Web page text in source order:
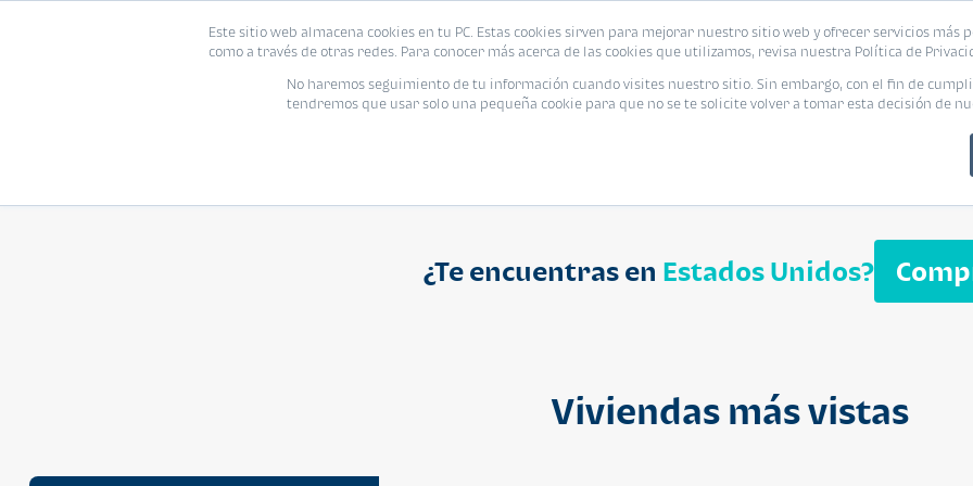
Este sitio web almacena cookies en tu PC. Estas cookies sirven para mejorar nuestro sitio web y ofrecer servicios más
como a través de otras redes. Para conocer más acerca de las cookies que utilizamos, revisa nuestra Política de
No haremos seguimiento de tu información cuando visites nuestro sitio. Sin embargo, con el fin de
tendremos que usar solo una pequeña cookie para que no se te solicite volver a tomar esta decisión de
Proyecto Modelo Inmobiliaria
¿Te encuentras en Estados Unidos?
Viviendas más vistasSegheria
Viviendas Eventos Promociones Blog